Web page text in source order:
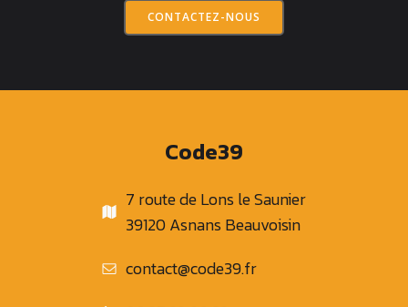
CONTACTEZ-NOUS
Code39
7 route de Lons le Saunier
39120 Asnans Beauvoisin
contact@code39.fr